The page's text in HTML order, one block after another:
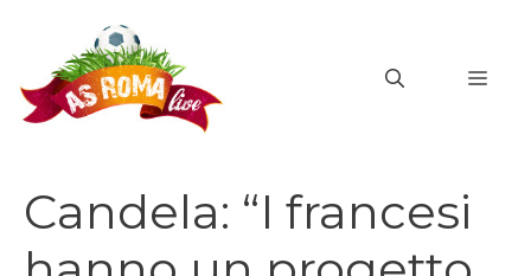
contenuto
Candela: “I francesi